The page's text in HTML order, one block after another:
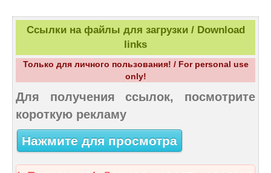
Ссылки на файлы для загрузки / Download
links
Только для личного пользования! / For personal use
only!
Для получения ссылок, посмотрите
короткую рекламу
Нажмите для просмотра